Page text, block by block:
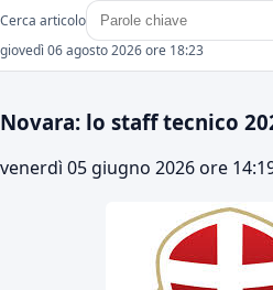
Cerca articolo
giovedì 06 agosto 2026 ore 18:23
Novara: lo staff tecnico
venerdì 05 giugno 2026 ore